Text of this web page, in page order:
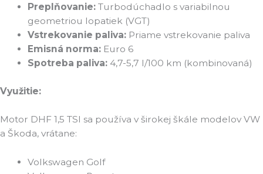
Preplňovanie:Turbodúchadlo s variabilnou
geometriou lopatiek (VGT)
Vstrekovanie paliva:Priame vstrekovanie paliva
Emisná norma:Euro 6
Spotreba paliva:4,7-5,7 l/100 km (kombinovaná)
Využitie:
Motor DHF 1,5 TSI sa používa v širokej škále modelov VW
a Škoda, vrátane:
Volkswagen Golf